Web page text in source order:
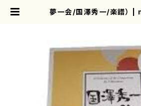
夢一会/国澤秀一/楽譜）